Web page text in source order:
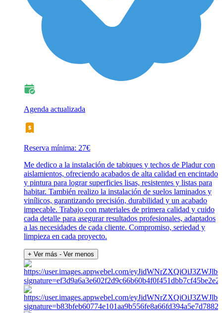
Agenda actualizada
Reserva mínima: 27€
Me dedico a la instalación de tabiques y techos de Pladur con
aislamientos, ofreciendo acabados de alta calidad en encintado
y pintura para lograr superficies lisas, resistentes y listas para
habitar. También realizo la instalación de suelos laminados y
vinílicos, garantizando precisión, durabilidad y un acabado
impecable. Trabajo con materiales de primera calidad y cuido
cada detalle para asegurar resultados profesionales, adaptados
a las necesidades de cada cliente. Compromiso, seriedad y
limpieza en cada proyecto.
+ Ver más - Ver menos